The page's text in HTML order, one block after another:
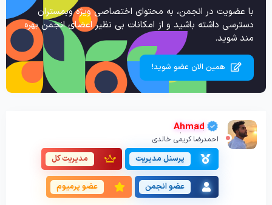
با عضویت در انجمن، به محتوای اختصاصی ویژه وبمستران
دسترسی داشته باشید و از امکانات بی نظیر اعضای انجمن بهره
مند شوید.
همین الان عضو شوید!
Ahmad
احمدرضا کریمی خالدی
پرسنل مدیریت مدیریت کل
عضو انجمن عضو پرمیوم